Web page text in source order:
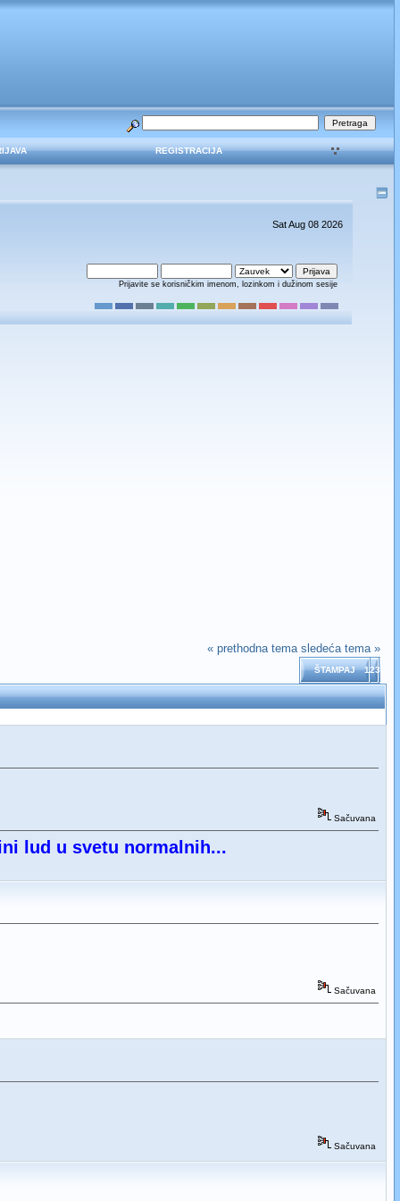
REGISTRACIJA
Sat Aug 08 2026
Prijavite se korisničkim imenom, lozinkom i dužinom sesije
« prethodna tema sledeća tema »
ŠTAMPAJ 123
Sačuvana
lud u svetu normalnih...
Sačuvana
Sačuvana